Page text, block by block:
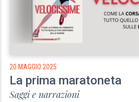
20 MAGGIO 2025
La prima maratoneta
Saggi e narrazioni